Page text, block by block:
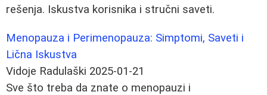
rešenja. Iskustva korisnika i stručni saveti.
Menopauza i Perimenopauza: Simptomi, Saveti i
Lična Iskustva
Vidoje Radulaški 2025-01-21
Sve što treba da znate o menopauzi i